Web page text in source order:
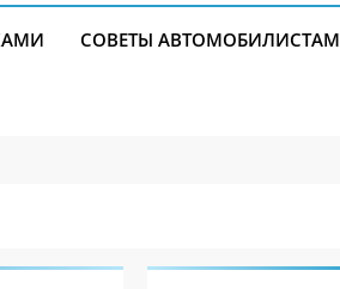
СОВЕТЫ АВТОМОБИЛИСТАМ